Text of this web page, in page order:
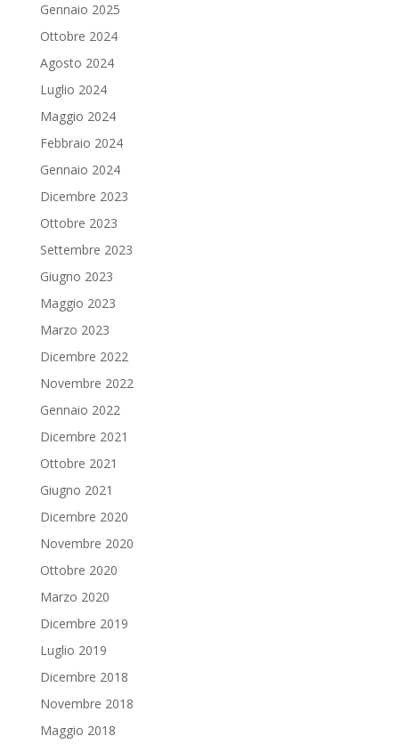
Gennaio 2025
Ottobre 2024
Agosto 2024
Luglio 2024
Maggio 2024
Febbraio 2024
Gennaio 2024
Dicembre 2023
Ottobre 2023
Settembre 2023
Giugno 2023
Maggio 2023
Marzo 2023
Dicembre 2022
Novembre 2022
Gennaio 2022
Dicembre 2021
Ottobre 2021
Giugno 2021
Dicembre 2020
Novembre 2020
Ottobre 2020
Marzo 2020
Dicembre 2019
Luglio 2019
Dicembre 2018
Novembre 2018
Maggio 2018